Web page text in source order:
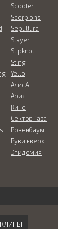
Scooter
Scorpions
Sepultura
Slayer
Slipknot
Sting
Yello
АлисА
Ария
Кино
Сектор Газа
Розенбаум
Руки вверх
Эпидемия
КЛИПЫ